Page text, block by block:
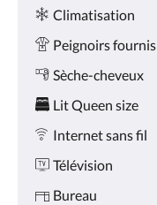
appuyez
sur
boutons
Précédent.
Services
Climatisation
Peignoirs fournis
Sèche-cheveux
Lit Queen size
Internet sans fil
Télévision
Bureau